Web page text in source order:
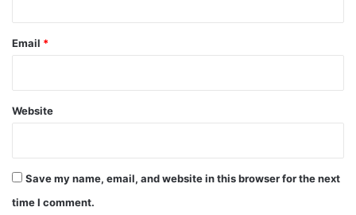
Email *
Website
Save my name, email, and website in this browser for the next
time I comment.